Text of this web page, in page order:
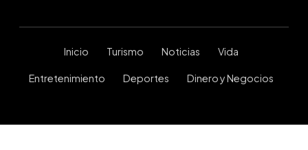
Inicio Turismo Noticias Vida
Entretenimiento Deportes Dinero y Negocios